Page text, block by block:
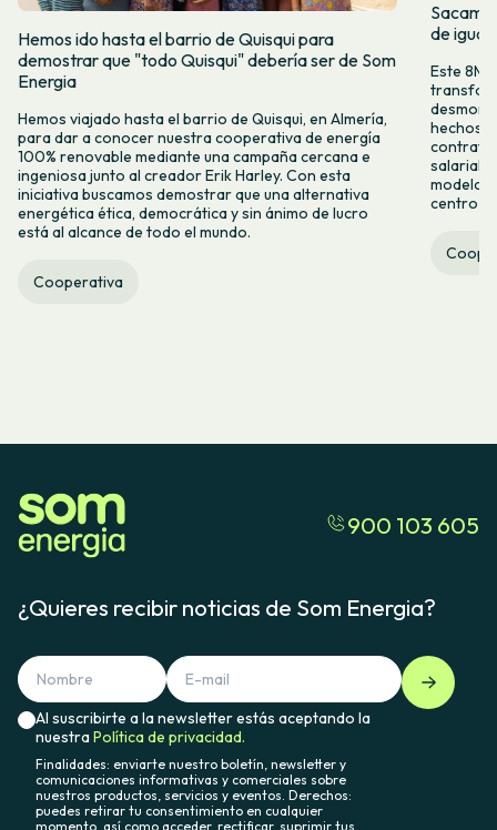
Hemos ido hasta el barrio de Quisqui para
demostrar que "todo Quisqui" debería ser de Som
Energia
Hemos viajado hasta el barrio de Quisqui, en Almería,
para dar a conocer nuestra cooperativa de energía
100% renovable mediante una campaña cercana e
ingeniosa junto al creador Erik Harley. Con esta
iniciativa buscamos demostrar que una alternativa
energética ética, democrática y sin ánimo de lucro
está al alcance de todo el mundo.
Cooperativa
de
Este 8M,
hechos y
salarial y
modelo
centro
900 103 605
¿Quieres recibir noticias de Som Energia?
Al suscribirte a la newsletter estás aceptando la
nuestraPolítica de privacidad.
Finalidades: enviarte nuestro boletín, newsletter y
comunicaciones informativas y comerciales sobre
nuestros productos, servicios y eventos. Derechos:
puedes retirar tu consentimiento en cualquier
momento, así como acceder, rectificar, suprimir tus